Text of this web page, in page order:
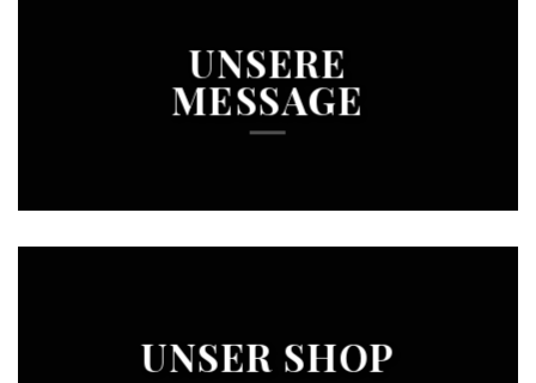
UNSERE
MESSAGE
UNSER SHOP